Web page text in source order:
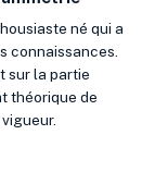
né qui a
connaissances.
sur la partie
théorique de